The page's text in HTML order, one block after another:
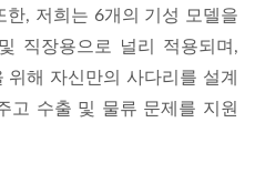
, 저희는 6개의 기성 모델을
직장용으로 널리 적용되며,
해 자신만의 사다리를 설계
고 수출 및 물류 문제를 지원